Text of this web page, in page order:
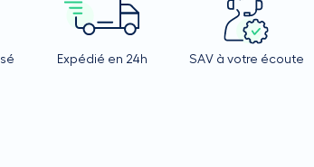
Expédié en 24h SAV à votre écoute